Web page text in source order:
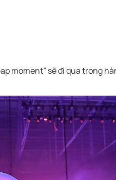
moment” sẽ đi qua trong